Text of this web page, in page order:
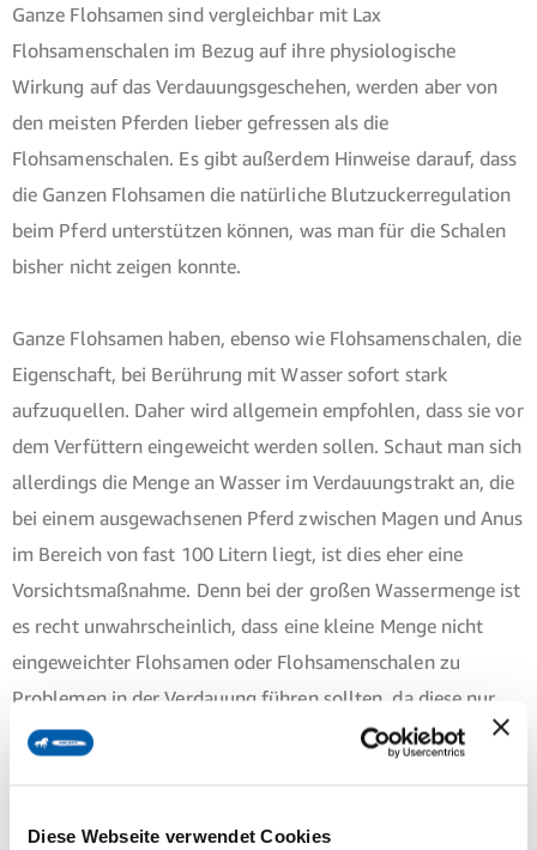
Diese Webseite verwendet Cookies
Ganze Flohsamen sind vergleichbar mit Lax
Flohsamenschalen im Bezug auf ihre physiologische
Wirkung auf das Verdauungsgeschehen, werden aber von
den meisten Pferden lieber gefressen als die
Flohsamenschalen. Es gibt außerdem Hinweise darauf, dass
die Ganzen Flohsamen die natürliche Blutzuckerregulation
beim Pferd unterstützen können, was man für die Schalen
bisher nicht zeigen konnte.
Ganze Flohsamen haben, ebenso wie Flohsamenschalen, die
Eigenschaft, bei Berührung mit Wasser sofort stark
aufzuquellen. Daher wird allgemein empfohlen, dass sie vor
dem Verfüttern eingeweicht werden sollen. Schaut man sich
allerdings die Menge an Wasser im Verdauungstrakt an, die
bei einem ausgewachsenen Pferd zwischen Magen und Anus
im Bereich von fast 100 Litern liegt, ist dies eher eine
Vorsichtsmaßnahme. Denn bei der großen Wassermenge ist
es recht unwahrscheinlich, dass eine kleine Menge nicht
eingeweichter Flohsamen oder Flohsamenschalen zu
Problemen in der Verdauung führen sollten, da diese nur
einen vergleichsweise kleinen Teil dieser riesigen
anbieten.